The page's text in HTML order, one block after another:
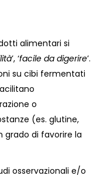
alimentari si
’, ‘facile da digerire’.
su cibi fermentati
o
(es. glutine,
grado di favorire la
osservazionali e/o